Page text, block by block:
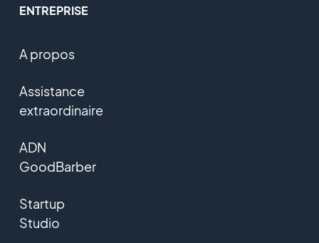
ENTREPRISE
A propos
Assistance
extraordinaire
ADN
GoodBarber
Startup
Studio